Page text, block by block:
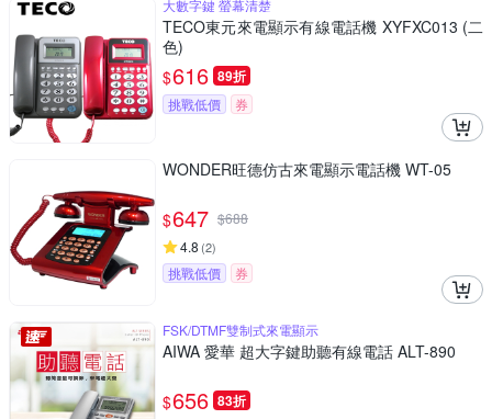
大數字鍵 螢幕清楚
TECO東元來電顯示有線電話機 XYFXC013 (二
色)
$616 89折
挑戰低價 券
WONDER旺德仿古來電顯示電話機 WT-05
$647 $688
4.8 (2)
挑戰低價 券
FSK/DTMF雙制式來電顯示
AIWA 愛華 超大字鍵助聽有線電話 ALT-890
$656 83折